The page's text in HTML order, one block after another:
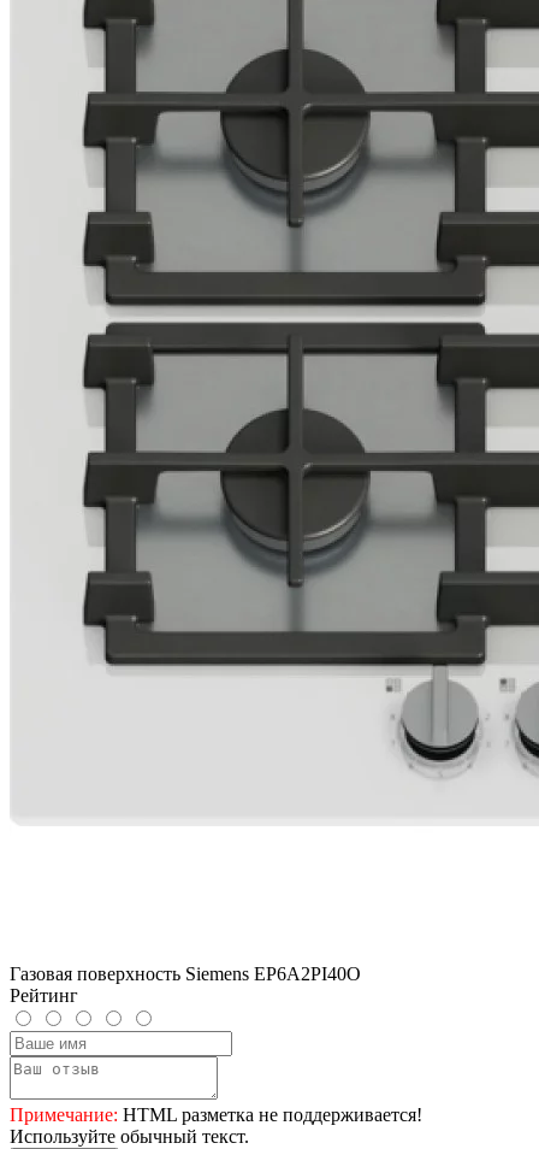
Газовая поверхность Siemens EP6A2PI40O
Рейтинг
Примечание: HTML разметка не поддерживается!
Используйте обычный текст.